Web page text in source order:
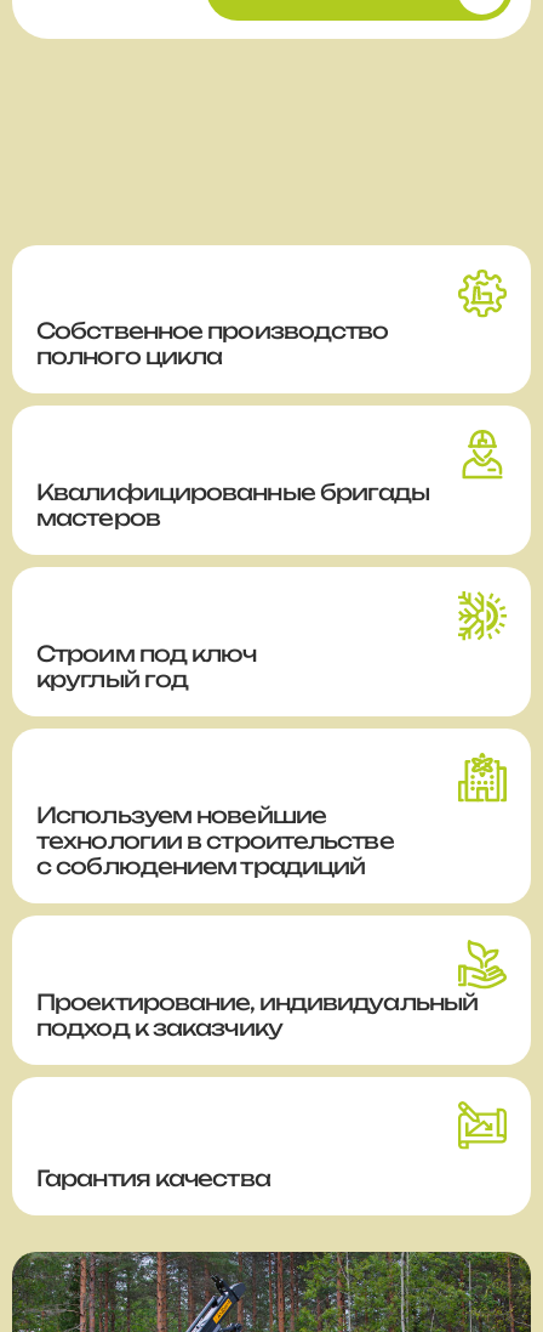
Собственное производство
полного цикла
Квалифицированные бригады
мастеров
Строим под ключ
круглый год
Используем новейшие
технологии в строительстве
с соблюдением традиций
Проектирование, индивидуальный
подход к заказчику
Гарантия качества